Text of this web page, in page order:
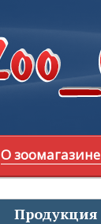
О зоомагазине
Продукция